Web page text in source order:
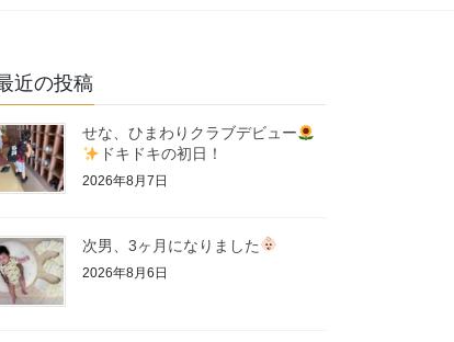
近の投稿
せな、ひまわりクラブデビュー
ドキドキの初日！
2026年8月7日
次男、3ヶ月になりました
2026年8月6日